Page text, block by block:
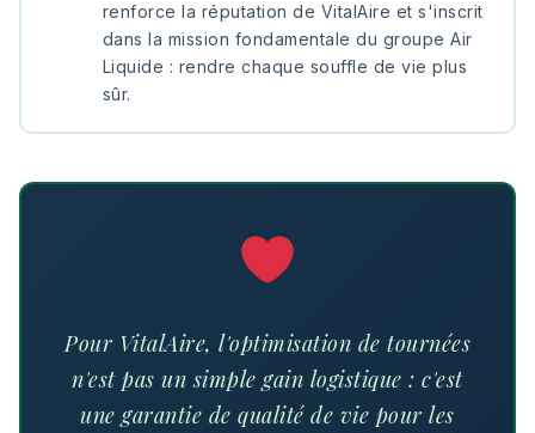
renforce la réputation de VitalAire et s'inscrit
dans la mission fondamentale du groupe Air
Liquide : rendre chaque souffle de vie plus
sûr.
Pour VitalAire, l'optimisation de tournées
n'est pas un simple gain logistique : c'est
une garantie de qualité de vie pour les